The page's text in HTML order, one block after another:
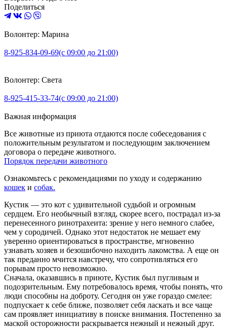
Поделиться
Волонтер: Марина
8-925-834-09-69(с 09:00 до 21:00)
Волонтер: Света
8-925-415-33-74(с 09:00 до 21:00)
Важная информация
Все животные из приюта отдаются после собеседования с
положительным результатом и последующим заключением
договора о передаче животного.
Порядок передачи животного
Ознакомьтесь с рекомендациями по уходу и содержанию
кошек и собак.
Кустик — это кот с удивительной судьбой и огромным
сердцем. Его необычный взгляд, скорее всего, пострадал из-за
перенесенного ринотрахеита: зрение у него немного слабее,
чем у сородичей. Однако этот недостаток не мешает ему
уверенно ориентироваться в пространстве, мгновенно
узнавать хозяев и безошибочно находить лакомства. А еще он
так преданно мчится навстречу, что сопротивляться его
порывам просто невозможно.
Сначала, оказавшись в приюте, Кустик был пугливым и
подозрительным. Ему потребовалось время, чтобы понять, что
люди способны на доброту. Сегодня он уже гораздо смелее:
подпускает к себе ближе, позволяет себя ласкать и все чаще
сам проявляет инициативу в поиске внимания. Постепенно за
маской осторожности раскрывается нежный и нежный друг.